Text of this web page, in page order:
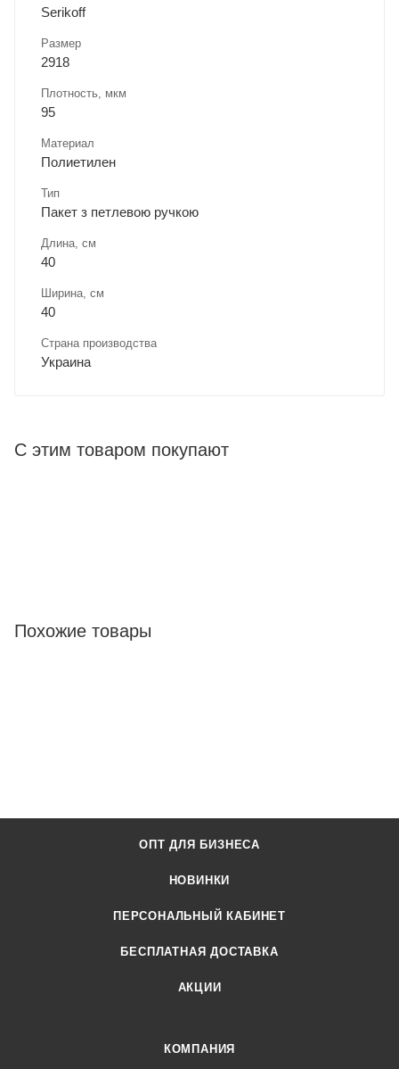
Serikoff
Размер
2918
Плотность, мкм
95
Материал
Полиетилен
Тип
Пакет з петлевою ручкою
Длина, cм
40
Ширина, cм
40
Страна производства
Украина
С этим товаром покупают
Похожие товары
ОПТ ДЛЯ БИЗНЕСА
НОВИНКИ
ПЕРСОНАЛЬНЫЙ КАБИНЕТ
БЕСПЛАТНАЯ ДОСТАВКА
АКЦИИ
КОМПАНИЯ